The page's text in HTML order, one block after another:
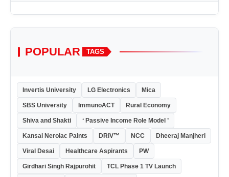
POPULAR TAGS
Invertis University LG Electronics Mica
SBS University ImmunoACT Rural Economy
Shiva and Shakti ‘ Passive Income Role Model ’
Kansai Nerolac Paints DRiV™ NCC Dheeraj Manjheri
Viral Desai Healthcare Aspirants PW
Girdhari Singh Rajpurohit TCL Phase 1 TV Launch